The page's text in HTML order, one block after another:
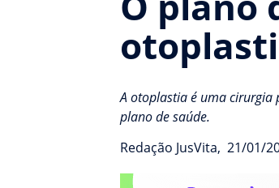
A otoplastia é uma cirurgia
plano de saúde.
Redação JusVita, 21/01/